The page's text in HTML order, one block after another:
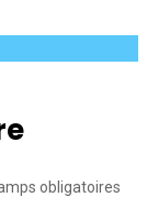
obligatoires